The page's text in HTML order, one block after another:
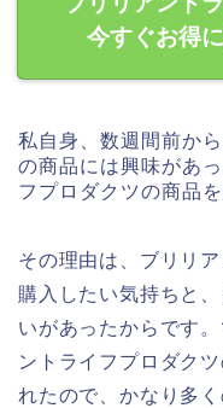
今すぐお得
私自身、数週間前か
の商品には興味があ
フプロダクツの商品
その理由は、ブリリ
購入したい気持ちと
いがあったからです
ントライフプロダク
れたので、かなり多